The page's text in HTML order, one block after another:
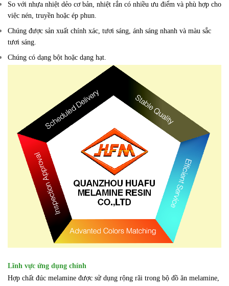
So với nhựa nhiệt dẻo cơ bản, nhiệt rắn có nhiều ưu điểm và phù hợp cho
việc nén, truyền hoặc ép phun.
Chúng được sản xuất chính xác, tươi sáng, ánh sáng nhanh và màu sắc
tươi sáng.
Chúng có dạng bột hoặc dạng hạt.
Lĩnh vực ứng dụng chính
Hợp chất đúc melamine được sử dụng rộng rãi trong bộ đồ ăn melamine,